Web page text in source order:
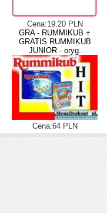
Cena:19.20 PLN
GRA - RUMMIKUB +
GRATIS RUMMIKUB
JUNIOR - oryg.
Cena:64 PLN